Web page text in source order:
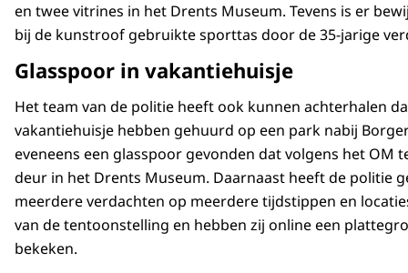
en twee vitrines in het Drents Museum. Tevens is er
bij de kunstroof gebruikte sporttas door de 35-jarige
Glasspoor in vakantiehuisje
Het team van de politie heeft ook kunnen achterhalen
vakantiehuisje hebben gehuurd op een park nabij
eveneens een glasspoor gevonden dat volgens het OM
deur in het Drents Museum. Daarnaast heeft de politie
meerdere verdachten op meerdere tijdstippen en
van de tentoonstelling en hebben zij online een
bekeken.